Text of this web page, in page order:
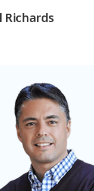
Richards